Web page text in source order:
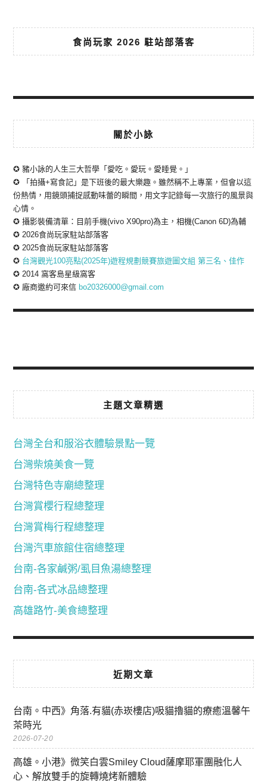
食尚玩家 2026 駐站部落客
關於小詠
✪ 豬小詠的人生三大哲學「愛吃。愛玩。愛睡覺。」
✪ 「拍攝+寫食記」是下班後的最大樂趣。雖然稱不上專業，但會以這
份熱情，用鏡頭捕捉感動味蕾的瞬間，用文字記錄每一次旅行的風景與
心情。
✪ 攝影裝備清單：目前手機(vivo X90pro)為主，相機(Canon 6D)為輔
✪ 2026食尚玩家駐站部落客
✪ 2025食尚玩家駐站部落客
✪ 台灣觀光100亮點(2025年)遊程規劃競賽旅遊圖文組 第三名、佳作
✪ 2014 窩客島星級窩客
✪ 廠商邀約可來信 bo20326000@gmail.com
主題文章精選
台灣全台和服浴衣體驗景點一覽
台灣柴燒美食一覽
台灣特色寺廟總整理
台灣賞櫻行程總整理
台灣賞梅行程總整理
台灣汽車旅館住宿總整理
台南-各家鹹粥/虱目魚湯總整理
台南-各式冰品總整理
高雄路竹-美食總整理
近期文章
台南。中西》角落.有貓(赤崁樓店)吸貓擼貓的療癒溫馨午
茶時光
2026-07-20
高雄。小港》微笑白雲Smiley Cloud薩摩耶軍團融化人
心、解放雙手的旋轉燒烤新體驗